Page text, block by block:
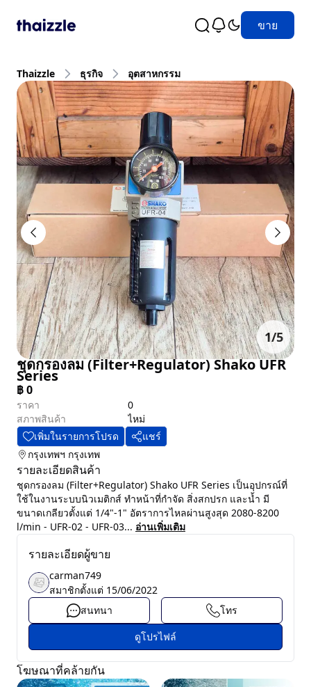
ขาย
Thaizzle ธุรกิจ อุตสาหกรรม
1/5
ชุดกรองลม (Filter+Regulator) Shako UFR
Series
฿0
ราคา
0
สภาพสินค้า
ไหม่
เพิ่มในรายการโปรด
แชร์
กรุงเทพฯ กรุงเทพ
รายละเอียดสินค้า
ชุดกรองลม (Filter+Regulator) Shako UFR Series เป็นอุปกรณ์ที่
ใช้ในงานระบบนิวเมติกส์ ทำหน้าที่กำจัด สิ่งสกปรก และน้ำ มี
ขนาดเกลียวตั้งแต่ 1/4"-1" อัตราการไหลผ่านสูงสุด 2080-8200
l/min - UFR-02 - UFR-03... อ่านเพิ่มเติม
รายละเอียดผู้ขาย
carman749
สมาชิกตั้งแต่ 15/06/2022
สนทนา
โทร
ดูโปรไฟล์
โฆษณาที่คล้ายกัน